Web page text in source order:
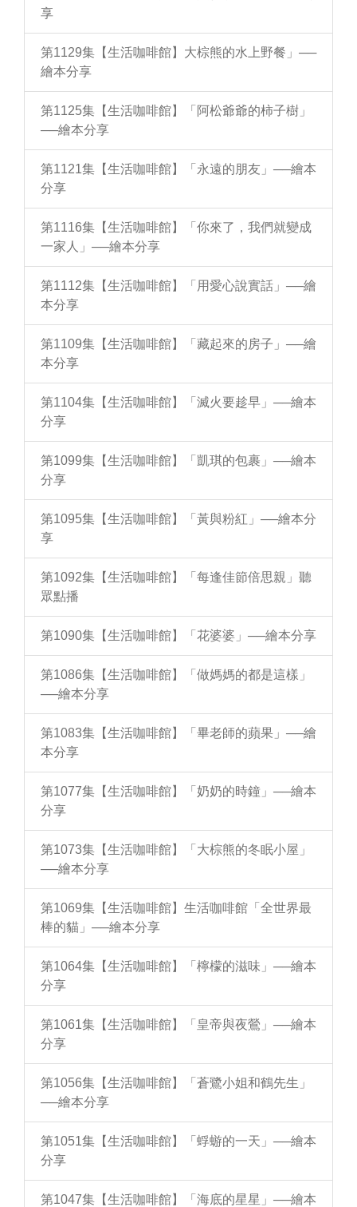
享
第1129集【生活咖啡館】大棕熊的水上野餐」──
繪本分享
第1125集【生活咖啡館】「阿松爺爺的柿子樹」
──繪本分享
第1121集【生活咖啡館】「永遠的朋友」──繪本
分享
第1116集【生活咖啡館】「你來了，我們就變成
一家人」──繪本分享
第1112集【生活咖啡館】「用愛心說實話」──繪
本分享
第1109集【生活咖啡館】「藏起來的房子」──繪
本分享
第1104集【生活咖啡館】「滅火要趁早」──繪本
分享
第1099集【生活咖啡館】「凱琪的包裹」──繪本
分享
第1095集【生活咖啡館】「黃與粉紅」──繪本分
享
第1092集【生活咖啡館】「每逢佳節倍思親」聽
眾點播
第1090集【生活咖啡館】「花婆婆」──繪本分享
第1086集【生活咖啡館】「做媽媽的都是這樣」
──繪本分享
第1083集【生活咖啡館】「畢老師的蘋果」──繪
本分享
第1077集【生活咖啡館】「奶奶的時鐘」──繪本
分享
第1073集【生活咖啡館】「大棕熊的冬眠小屋」
──繪本分享
第1069集【生活咖啡館】生活咖啡館「全世界最
棒的貓」──繪本分享
第1064集【生活咖啡館】「檸檬的滋味」──繪本
分享
第1061集【生活咖啡館】「皇帝與夜鶯」──繪本
分享
第1056集【生活咖啡館】「蒼鷺小姐和鶴先生」
──繪本分享
第1051集【生活咖啡館】「蜉蝣的一天」──繪本
分享
第1047集【生活咖啡館】「海底的星星」──繪本